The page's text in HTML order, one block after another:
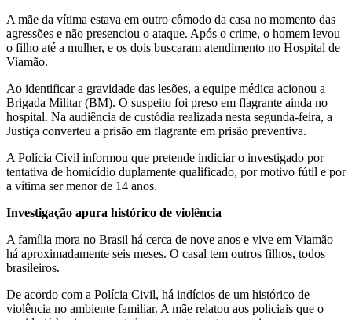
A mãe da vítima estava em outro cômodo da casa no momento das
agressões e não presenciou o ataque. Após o crime, o homem levou
o filho até a mulher, e os dois buscaram atendimento no Hospital de
Viamão.
Ao identificar a gravidade das lesões, a equipe médica acionou a
Brigada Militar (BM). O suspeito foi preso em flagrante ainda no
hospital. Na audiência de custódia realizada nesta segunda-feira, a
Justiça converteu a prisão em flagrante em prisão preventiva.
A Polícia Civil informou que pretende indiciar o investigado por
tentativa de homicídio duplamente qualificado, por motivo fútil e por
a vítima ser menor de 14 anos.
Investigação apura histórico de violência
A família mora no Brasil há cerca de nove anos e vive em Viamão
há aproximadamente seis meses. O casal tem outros filhos, todos
brasileiros.
De acordo com a Polícia Civil, há indícios de um histórico de
violência no ambiente familiar. A mãe relatou aos policiais que o